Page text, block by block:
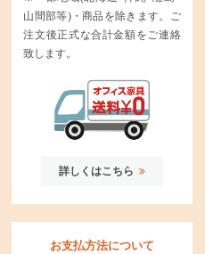
山間部等)・商品を除きます。ご
注文後正式な合計金額をご連絡
致します。
詳しくはこちら
お支払方法について